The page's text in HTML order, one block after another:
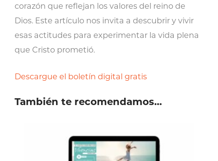
corazón que reflejan los valores del reino de
Dios. Este artículo nos invita a descubrir y vivir
esas actitudes para experimentar la vida plena
que Cristo prometió.
Descargue el boletín digital gratis
También te recomendamos…